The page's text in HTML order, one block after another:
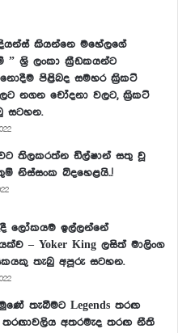
කියන්නෙ මහේලගේ
ශ්‍රි ලංකා ක්‍රීඩකයන්ට
පිළිබද සමහර ක්‍රිකට්
නගන චෝදනා වලට, ක්‍රිකට්
සටහන.
තිලකරත්න ඩිල්ෂාන් සතු වූ
නිස්සංක බිදහෙළයි..!
ලෝකයම ඉල්ලන්නේ
– Yoker King ලසිත් මාලිංග
තැබු අපූරු සටහන.
තැබීමට Legends තරඟ
අතරමැද තරඟ නීති